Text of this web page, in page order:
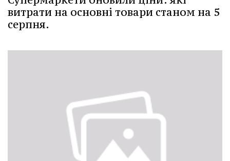
витрати на основні товари станом на 5
серпня.